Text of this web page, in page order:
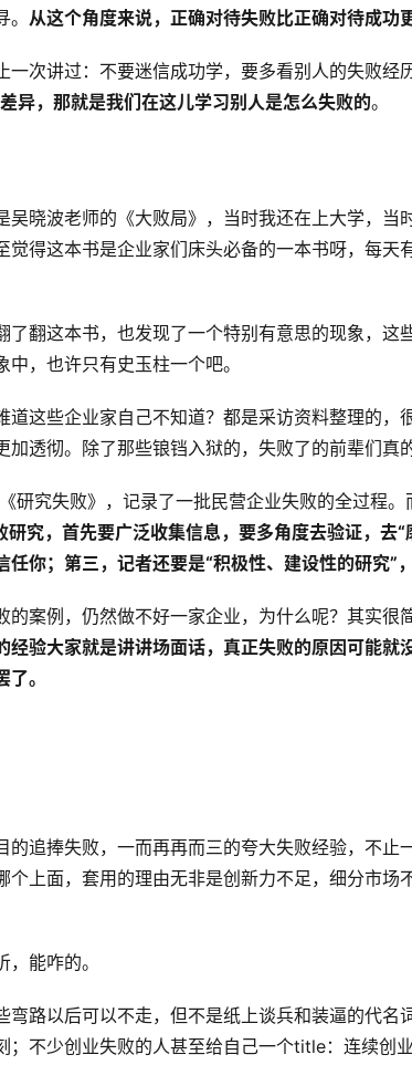
从这个角度来说，正确对待失败比正确对待成功
一次讲过：不要迷信成功学，要多看别人的失败经
异，那就是我们在这儿学习别人是怎么失败的。
吴晓波老师的《大败局》，当时我还在上大学，当
觉得这本书是企业家们床头必备的一本书呀，每天
了翻这本书，也发现了一个特别有意思的现象，这
，也许只有史玉柱一个吧。
这些企业家自己不知道？都是采访资料整理的，
透彻。除了那些锒铛入狱的，失败了的前辈们真
研究失败》，记录了一批民营企业失败的全过程。
研究，首先要广泛收集信息，要多角度去验证，去
你；第三，记者还要是“积极性、建设性的研究”
案例，仍然做不好一家企业，为什么呢？其实很简
经验大家就是讲讲场面话，真正失败的原因可能就
。
的追捧失败，一而再再而三的夸大失败经验，不止
个上面，套用的理由无非是创新力不足，细分市场
能咋的。
弯路以后可以不走，但不是纸上谈兵和装逼的代名
；不少创业失败的人甚至给自己一个title：连续创